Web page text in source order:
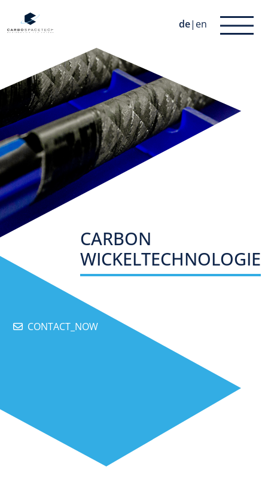
de| en
CARBON
WICKELTECHNOLOGIE
CONTACT_NOW